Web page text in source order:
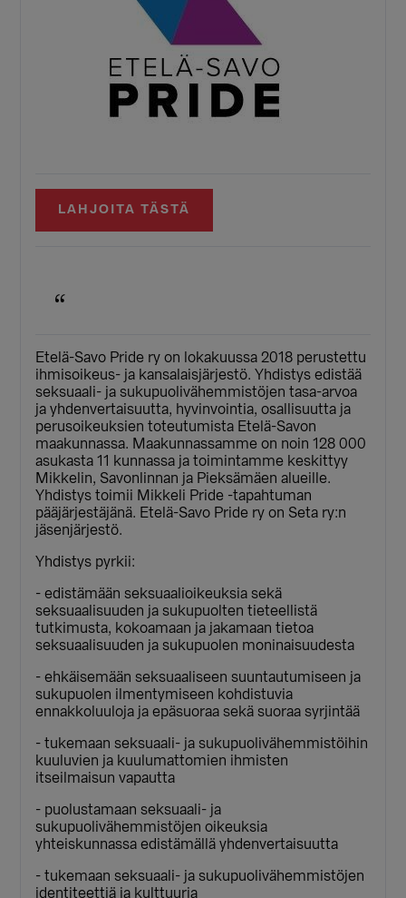
LAHJOITA TÄSTÄ
Etelä-Savo Pride ry on lokakuussa 2018 perustettu
ihmisoikeus- ja kansalaisjärjestö. Yhdistys edistää
seksuaali- ja sukupuolivähemmistöjen tasa-arvoa
ja yhdenvertaisuutta, hyvinvointia, osallisuutta ja
perusoikeuksien toteutumista Etelä-Savon
maakunnassa. Maakunnassamme on noin 128 000
asukasta 11 kunnassa ja toimintamme keskittyy
Mikkelin, Savonlinnan ja Pieksämäen alueille.
Yhdistys toimii Mikkeli Pride -tapahtuman
pääjärjestäjänä. Etelä-Savo Pride ry on Seta ry:n
jäsenjärjestö.
Yhdistys pyrkii:
- edistämään seksuaalioikeuksia sekä
seksuaalisuuden ja sukupuolten tieteellistä
tutkimusta, kokoamaan ja jakamaan tietoa
seksuaalisuuden ja sukupuolen moninaisuudesta
- ehkäisemään seksuaaliseen suuntautumiseen ja
sukupuolen ilmentymiseen kohdistuvia
ennakkoluuloja ja epäsuoraa sekä suoraa syrjintää
- tukemaan seksuaali- ja sukupuolivähemmistöihin
kuuluvien ja kuulumattomien ihmisten
itseilmaisun vapautta
- puolustamaan seksuaali- ja
sukupuolivähemmistöjen oikeuksia
yhteiskunnassa edistämällä yhdenvertaisuutta
- tukemaan seksuaali- ja sukupuolivähemmistöjen
identiteettiä ja kulttuuria